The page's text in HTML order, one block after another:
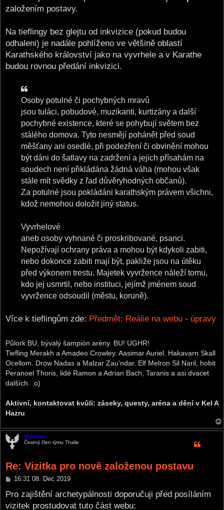
založením postavy.
Na tieflingy bez glejtu od inkvizice (pokud budou
odhaleni) je nadále pohlíženo ve většině oblastí
Karathského království jako na vyvrhele a v Karathe
budou rovnou předání inkvizici.
Osoby potulné či pochybných mravů
jsou tuláci, pobudové, muzikanti, kurtizány a další
pochybné existence, které se pohybují světem bez
stálého domova. Tyto nesmějí pohánět před soud
měšťany ani osedlé, při podezření či obvinění mohou
být dáni do šatlavy na zadržení a jejich přísahám na
soudech není přikládána žádná váha (mohou však
stále mít svědky z řad důvěryhodných občanů).
Za potulné jsou pokládáni karathským právem všichni,
kdož nemohou doložit jiný status.
Vyvrhelové
aneb osoby vyhnané či proskribované, psanci.
Nepožívají ochrany práva a mohou být kdykoli zabiti,
nebo dokonce zabiti mají být, pakliže jsou na útěku
před výkonem trestu. Majetek vyvržence náleží tomu,
kdo jej usmrtil, nebo instituci, jejímž jménem soud
vyvržence odsoudil (městu, koruně).
Více k tieflingům zde: Předmět: Reálie na webu - úpravy
Půlork BU, bývalý šampión arény. BU! UGHR!
Tiefling Merakh a Amadeo Crowley. Aasimar Auriel. Hakavarn Skall
Ocellom. Drow Nadas a Malzar Zau'ndar. Elf Melron Sil Naril, hobit
Peranoel Thoris, lidé Ramon a Adrian Bach, Taranis a asi dvacet
dalších. .o)
Aktivní, kontaktovat kvůli: záseky, questy, aréna a dění v Kel A
Hazru
Nalkanar
Čestný člen týmu Thalie
Re: Vizitka pro nově založenou postavu
P
s
16:31 08. Dec 2019
Pro zajištění archetypálnosti doporučuji před posíláním
vizitek prostudovat tuto část webu: